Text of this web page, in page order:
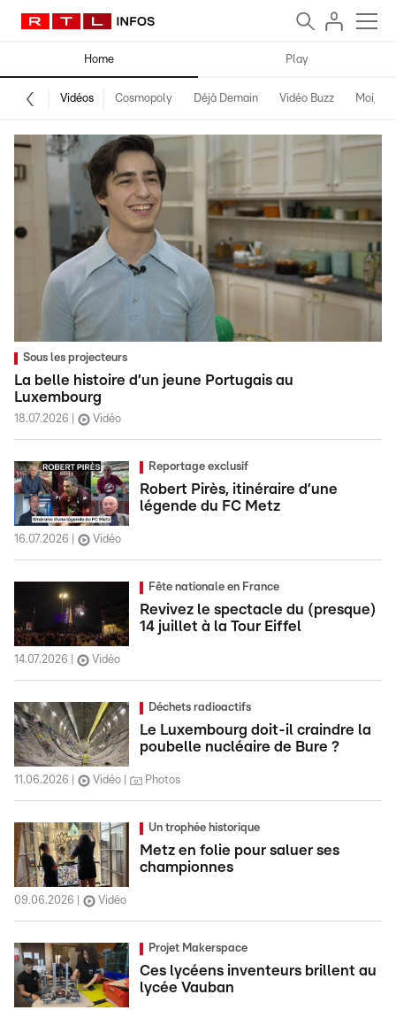
Home Play
Vidéos Cosmopoly Déjà Demain Vidéo Buzz Moi,
Sous les projecteurs
La belle histoire d’un jeune Portugais au
Luxembourg
18.07.2026 Vidéo
Reportage exclusif
Robert Pirès, itinéraire d’une
légende du FC Metz
16.07.2026 Vidéo
Fête nationale en France
Revivez le spectacle du (presque)
14 juillet à la Tour Eiffel
14.07.2026 Vidéo
Déchets radioactifs
Le Luxembourg doit-il craindre la
poubelle nucléaire de Bure ?
11.06.2026 Vidéo Photos
Un trophée historique
Metz en folie pour saluer ses
championnes
09.06.2026 Vidéo
Projet Makerspace
Ces lycéens inventeurs brillent au
lycée Vauban